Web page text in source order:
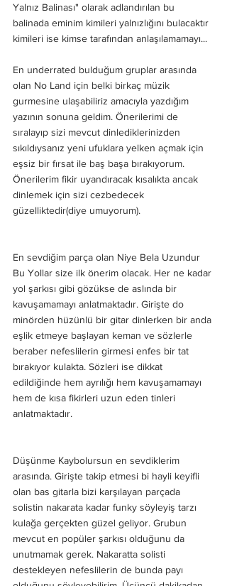
Yalnız Balinası" olarak adlandırılan bu
balinada eminim kimileri yalnızlığını bulacaktır
kimileri ise kimse tarafından anlaşılamamayı...
En underrated bulduğum gruplar arasında
olan No Land için belki birkaç müzik
gurmesine ulaşabiliriz amacıyla yazdığım
yazının sonuna geldim. Önerilerimi de
sıralayıp sizi mevcut dinlediklerinizden
sıkıldıysanız yeni ufuklara yelken açmak için
eşsiz bir fırsat ile baş başa bırakıyorum.
Önerilerim fikir uyandıracak kısalıkta ancak
dinlemek için sizi cezbedecek
güzelliktedir(diye umuyorum).
En sevdiğim parça olan Niye Bela Uzundur
Bu Yollar size ilk önerim olacak. Her ne kadar
yol şarkısı gibi gözükse de aslında bir
kavuşamamayı anlatmaktadır. Girişte do
minörden hüzünlü bir gitar dinlerken bir anda
eşlik etmeye başlayan keman ve sözlerle
beraber nefeslilerin girmesi enfes bir tat
bırakıyor kulakta. Sözleri ise dikkat
edildiğinde hem ayrılığı hem kavuşamamayı
hem de kısa fikirleri uzun eden tinleri
anlatmaktadır.
Düşünme Kaybolursun en sevdiklerim
arasında. Girişte takip etmesi bi hayli keyifli
olan bas gitarla bizi karşılayan parçada
solistin nakarata kadar funky söyleyiş tarzı
kulağa gerçekten güzel geliyor. Grubun
mevcut en popüler şarkısı olduğunu da
unutmamak gerek. Nakaratta solisti
destekleyen nefeslilerin de bunda payı